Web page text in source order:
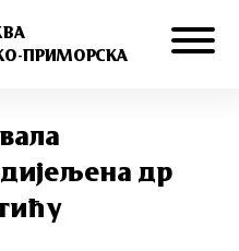
ПРИМОРСКА
др